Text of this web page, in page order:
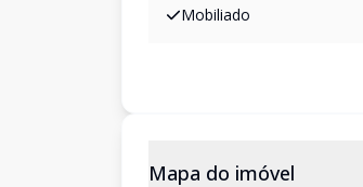
Mobiliado
Mapa do imóvel